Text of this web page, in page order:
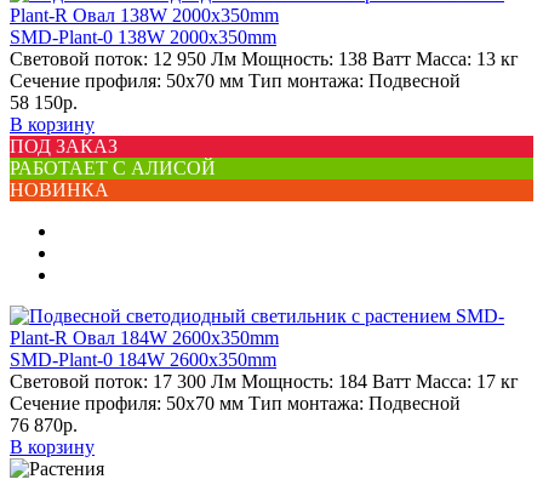
SMD-Plant-0 138W 2000х350mm
Световой поток: 12 950 Лм Мощность: 138 Ватт Масса: 13 кг
Сечение профиля: 50х70 мм Тип монтажа: Подвесной
58 150р.
В корзину
ПОД ЗАКАЗ
РАБОТАЕТ С АЛИСОЙ
НОВИНКА
SMD-Plant-0 184W 2600х350mm
Световой поток: 17 300 Лм Мощность: 184 Ватт Масса: 17 кг
Сечение профиля: 50х70 мм Тип монтажа: Подвесной
76 870р.
В корзину